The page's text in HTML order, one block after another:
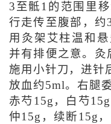
3至骶1的范围里
行走传至腹部，约
用灸架艾柱温和
并有排便之意。灸
施用小针刀，进针
放血约5ml。右腿
赤芍15g，白芍
仲15g，续断15g